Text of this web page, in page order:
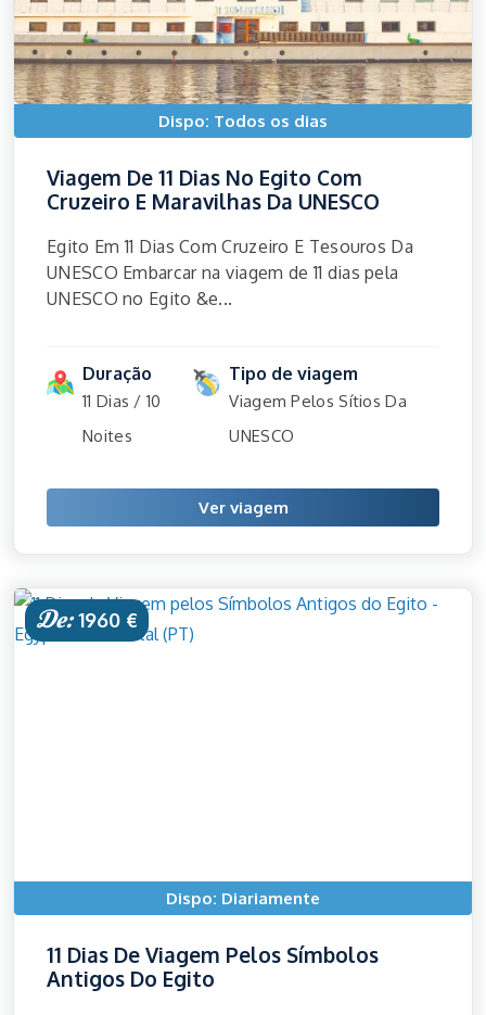
Dispo: Todos os dias
Viagem De 11 Dias No Egito Com
Cruzeiro E Maravilhas Da UNESCO
Egito Em 11 Dias Com Cruzeiro E Tesouros Da
UNESCO Embarcar na viagem de 11 dias pela
UNESCO no Egito &e...
Duração
11 Dias / 10
Noites
Tipo de viagem
Viagem Pelos Sítios Da
UNESCO
Ver viagem
De:1960 €
Dispo: Diariamente
11 Dias De Viagem Pelos Símbolos
Antigos Do Egito